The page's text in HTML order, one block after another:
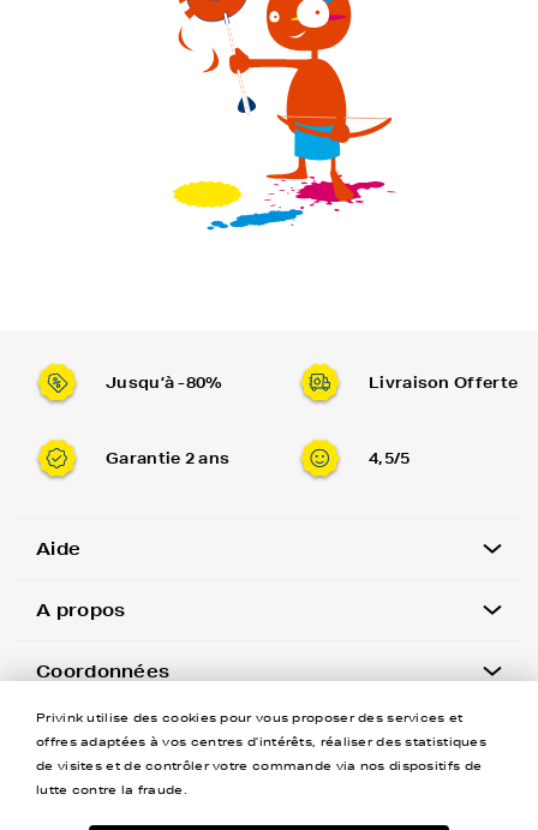
Jusqu’à -80% Livraison Offerte
Garantie 2 ans 4,5/5
Aide
A propos
Coordonnées
Newsletter
Privink utilise des cookies pour vous proposer des services et
offres adaptées à vos centres d'intérêts, réaliser des statistiques
de visites et de contrôler votre commande via nos dispositifs de
lutte contre la fraude.